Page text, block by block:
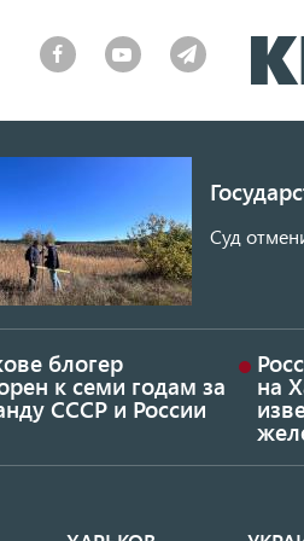
Суд
блогер
к семи годам за
СССР и России
на